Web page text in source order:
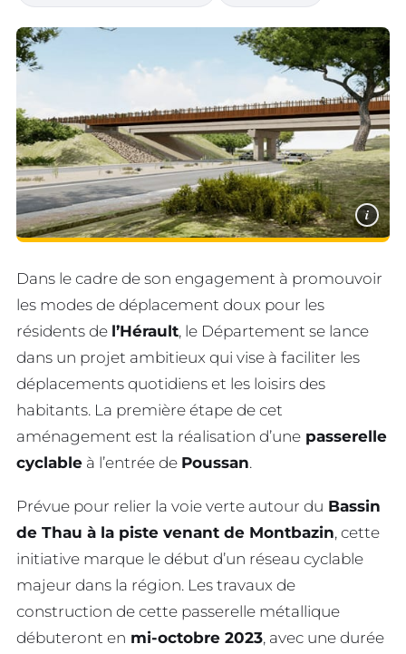
i
Dans le cadre de son engagement à promouvoir
les modes de déplacement doux pour les
résidents de l’Hérault, le Département se lance
dans un projet ambitieux qui vise à faciliter les
déplacements quotidiens et les loisirs des
habitants. La première étape de cet
aménagement est la réalisation d’une passerelle
cyclable à l’entrée de Poussan.
Prévue pour relier la voie verte autour du Bassin
de Thau à la piste venant de Montbazin, cette
initiative marque le début d’un réseau cyclable
majeur dans la région. Les travaux de
construction de cette passerelle métallique
débuteront en mi-octobre 2023, avec une durée